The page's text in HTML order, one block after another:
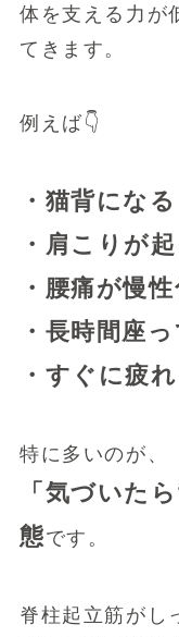
体を支える力が
てきます。
例えば👇
・猫背になる
・肩こりが
・腰痛が慢
・長時間座
・すぐに疲
特に多いのが、
「気づいた
態です。
脊柱起立筋がし